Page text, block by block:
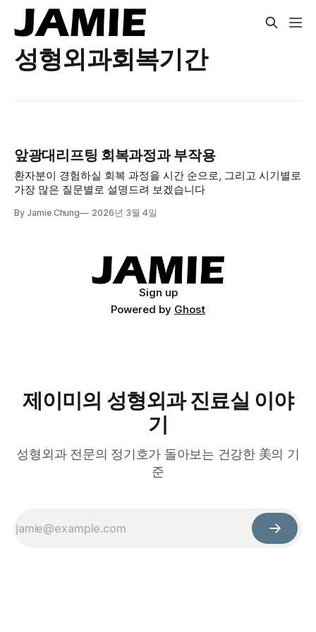
성형외과회복기간
앞광대리프팅 회복과정과 부작용
환자분이 경험하실 회복 과정을 시간 순으로, 그리고 시기별로
가장 많은 질문별로 설명드려 보겠습니다
By Jamie Chung 2026년 3월 4일
Sign up
Powered by Ghost
제이미의 성형외과 진료실 이야
기
성형외과 전문의 정기호가 돌아보는 건강한 美의 기
준